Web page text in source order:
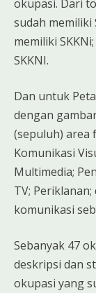
okupasi. Dari
sudah memiliki
memiliki
SKKNI.
Dan untuk
dengan
(sepuluh) area
Komunikasi
Multimedia;
TV;
komunikasi
Sebanyak 47
deskripsi dan
okupasi yang